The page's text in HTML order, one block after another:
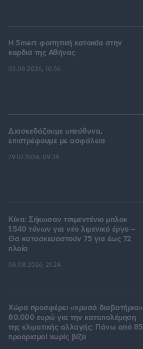
Η Smart φοιτητική κατοικία στην
καρδιά της Αθήνας
03.08.2026, 10:56
Διασκεδάζουμε υπεύθυνα,
επιστρέφουμε με ασφάλεια
29.07.2026, 09:39
Κίνα: Σήκωσαν τσιμεντένιο μπλοκ
1.540 τόνων για νέο λιμενικό έργο –
Θα κατασκευαστούν 75 για έως 72
πλοία
08.08.2026, 21:24
Χώρα προσφέρει «χρυσά διαβατήρια»
80.000 ευρώ για την καταπολέμηση
της κλιματικής αλλαγής: Πάνω από 85
προορισμοί χωρίς βίζα